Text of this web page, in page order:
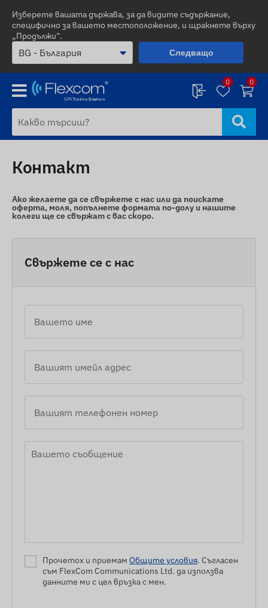
Изберете вашата държава, за да видите съдържание,
специфично за вашето местоположение, и щракнете върху
„Продължи“.
Следващо
0 0
Контакт
Ако желаете да се свържете с нас или да поискате
оферта, моля, попълнете формата по-долу и нашите
колеги ще се свържат с вас скоро.
Свържете се с нас
Прочетох и приемам Общите условия. Съгласен
съм FlexCom Communications Ltd. да използва
данните ми с цел връзка с мен.